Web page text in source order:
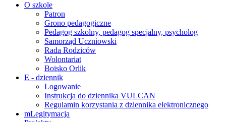
O szkole
Patron
Grono pedagogiczne
Pedagog szkolny, pedagog specjalny, psycholog
Samorząd Uczniowski
Rada Rodziców
Wolontariat
Boisko Orlik
E - dziennik
Logowanie
Instrukcja do dziennika VULCAN
Regulamin korzystania z dziennika elektronicznego
mLegitymacja